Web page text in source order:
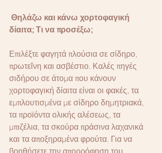
δίαιτα; Τι να προσέξω;
Επιλέξτε φαγητά πλούσια σε σίδηρο,
πρωτεΐνη και ασβέστιο. Καλές πηγές
σιδήρου σε άτομα που κάνουν
χορτοφαγική δίαιτα είναι οι φακές, τα
εμπλουτισμένα με σίδηρο δημητριακά,
τα προϊόντα ολικής αλέσεως, τα
μπιζέλια, τα σκούρα πράσινα λαχανικά
και τα αποξηραμένα φρούτα. Για να